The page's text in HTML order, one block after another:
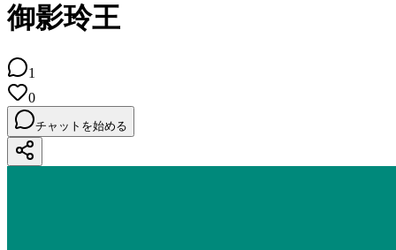
御影玲王
1
0
チャットを始める